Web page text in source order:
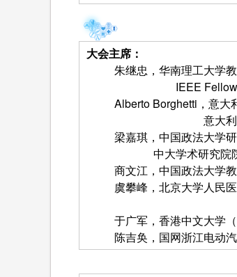
大会主席：
朱继忠，华南理工大学
IEEE Fellow
Alberto Borghetti，意大
意大利博洛尼亚
梁嘉琪，中国政法大学
中大学术研究院
商文江，中国政法大学
虞攀峰，北京大学人民
于广军，香港中文大学
陈吉奂，国网浙江电动